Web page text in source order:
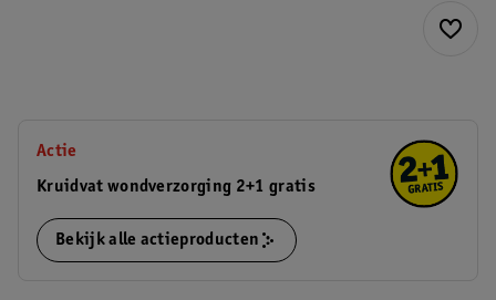
Actie
Kruidvat wondverzorging 2+1 gratis
Bekijk alle actieproducten